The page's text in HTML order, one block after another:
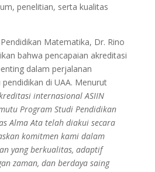
penelitian, serta kualitas
Matematika, Dr. Rino
bahwa pencapaian akreditasi
dalam perjalanan
di UAA. Menurut
internasional ASIIN
Program Studi Pendidikan
Alma Ata telah diakui secara
komitmen kami dalam
yang berkualitas, adaptif
zaman, dan berdaya saing